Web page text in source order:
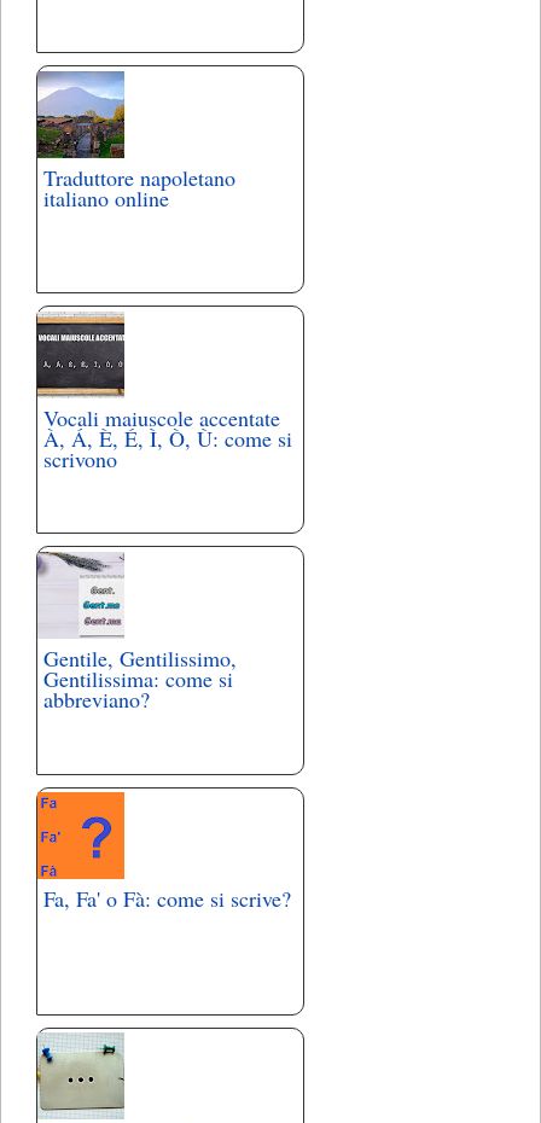
Traduttore napoletano
italiano online
Vocali maiuscole accentate
À, Á, È, É, Ì, Ò, Ù: come si
scrivono
Gentile, Gentilissimo,
Gentilissima: come si
abbreviano?
Fa, Fa' o Fà: come si scrive?